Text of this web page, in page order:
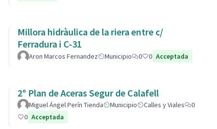
Millora hidràulica de la riera entre c/
Ferradura i C-31
Aron Marcos Fernandez Municipio 0 0 Acceptada
2º Plan de Aceras Segur de Calafell
Miguel Ángel Perín Tienda Municipio Calles y Viales
0
0 Acceptada